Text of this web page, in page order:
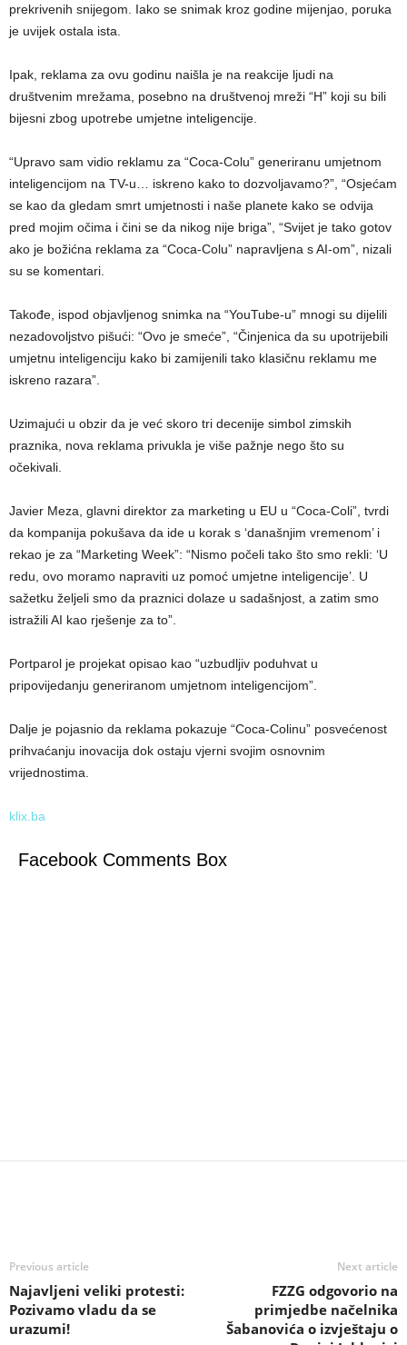
prekrivenih snijegom. Iako se snimak kroz godine mijenjao, poruka
je uvijek ostala ista.
Ipak, reklama za ovu godinu naišla je na reakcije ljudi na
društvenim mrežama, posebno na društvenoj mreži “H” koji su bili
bijesni zbog upotrebe umjetne inteligencije.
“Upravo sam vidio reklamu za “Coca-Colu” generiranu umjetnom
inteligencijom na TV-u… iskreno kako to dozvoljavamo?”, “Osjećam
se kao da gledam smrt umjetnosti i naše planete kako se odvija
pred mojim očima i čini se da nikog nije briga”, “Svijet je tako gotov
ako je božićna reklama za “Coca-Colu” napravljena s AI-om”, nizali
su se komentari.
Takođe, ispod objavljenog snimka na “YouTube-u” mnogi su dijelili
nezadovoljstvo pišući: “Ovo je smeće”, “Činjenica da su upotrijebili
umjetnu inteligenciju kako bi zamijenili tako klasičnu reklamu me
iskreno razara”.
Uzimajući u obzir da je već skoro tri decenije simbol zimskih
praznika, nova reklama privukla je više pažnje nego što su
očekivali.
Javier Meza, glavni direktor za marketing u EU u “Coca-Coli”, tvrdi
da kompanija pokušava da ide u korak s ‘današnjim vremenom’ i
rekao je za “Marketing Week”: “Nismo počeli tako što smo rekli: ‘U
redu, ovo moramo napraviti uz pomoć umjetne inteligencije’. U
sažetku željeli smo da praznici dolaze u sadašnjost, a zatim smo
istražili AI kao rješenje za to”.
Portparol je projekat opisao kao “uzbudljiv poduhvat u
pripovijedanju generiranom umjetnom inteligencijom”.
Dalje je pojasnio da reklama pokazuje “Coca-Colinu” posvećenost
prihvaćanju inovacija dok ostaju vjerni svojim osnovnim
vrijednostima.
klix.ba
Facebook Comments Box
Previous article
Najavljeni veliki protesti:
Pozivamo vladu da se
urazumi!
Next article
FZZG odgovorio na
primjedbe načelnika
Šabanovića o izvještaju o